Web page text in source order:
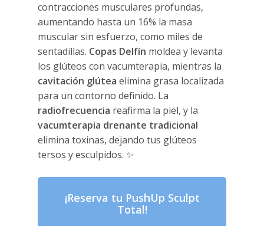
contracciones musculares profundas,
aumentando hasta un 16% la masa
muscular sin esfuerzo, como miles de
sentadillas. Copas Delfín moldea y levanta
los glúteos con vacumterapia, mientras la
cavitación glútea elimina grasa localizada
para un contorno definido. La
radiofrecuencia reafirma la piel, y la
vacumterapia drenante tradicional
elimina toxinas, dejando tus glúteos
tersos y esculpidos. ✨
¡Reserva tu PushUp Sculpt
Total!